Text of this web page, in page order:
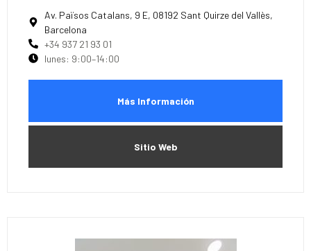
Av. Països Catalans, 9 E, 08192 Sant Quirze del Vallès,
Barcelona
+34 937 21 93 01
lunes: 9:00–14:00
Más Información
Sitio Web